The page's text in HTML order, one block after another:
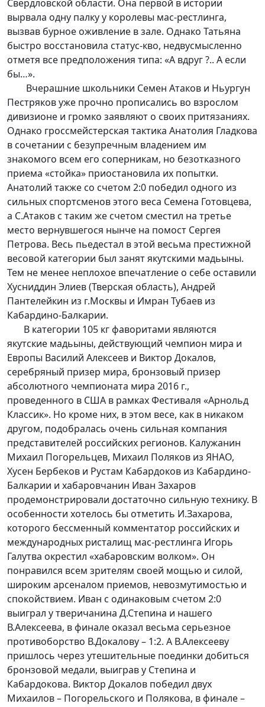
Свердловской области. Она первой в истории
вырвала одну палку у королевы мас-рестлинга,
вызвав бурное оживление в зале. Однако Татьяна
быстро восстановила статус-кво, недвусмысленно
отметя все предположения типа: «А вдруг ?.. А если
бы…».
Вчерашние школьники Семен Атаков и Ньургун
Пестряков уже прочно прописались во взрослом
дивизионе и громко заявляют о своих притязаниях.
Однако гроссмейстерская тактика Анатолия Гладкова
в сочетании с безупречным владением им
знакомого всем его соперникам, но безотказного
приема «стойка» приостановила их попытки.
Анатолий также со счетом 2:0 победил одного из
сильных спортсменов этого веса Семена Готовцева,
а С.Атаков с таким же счетом сместил на третье
место вернувшегося нынче на помост Сергея
Петрова. Весь пьедестал в этой весьма престижной
весовой категории был занят якутскими мадьыны.
Тем не менее неплохое впечатление о себе оставили
Хусниддин Элиев (Тверская область), Андрей
Пантелейкин из г.Москвы и Имран Тубаев из
Кабардино-Балкарии.
В категории 105 кг фаворитами являются
якутские мадьыны, действующий чемпион мира и
Европы Василий Алексеев и Виктор Докалов,
серебряный призер мира, бронзовый призер
абсолютного чемпионата мира 2016 г.,
проведенного в США в рамках Фестиваля «Арнольд
Классик». Но кроме них, в этом весе, как в никаком
другом, подобралась очень сильная компания
представителей российских регионов. Калужанин
Михаил Погорельцев, Михаил Поляков из ЯНАО,
Хусен Бербеков и Рустам Кабардоков из Кабардино-
Балкарии и хабаровчанин Иван Захаров
продемонстрировали достаточно сильную технику. В
особенности хотелось бы отметить И.Захарова,
которого бессменный комментатор российских и
международных ристалищ мас-рестлинга Игорь
Галутва окрестил «хабаровским волком». Он
понравился всем зрителям своей мощью и силой,
широким арсеналом приемов, невозмутимостью и
спокойствием. Иван с одинаковым счетом 2:0
выиграл у тверичанина Д.Степина и нашего
В.Алексеева, в финале оказал весьма серьезное
противоборство В.Докалову – 1:2. А В.Алексееву
пришлось через утешительные поединки добиться
бронзовой медали, выиграв у Степина и
Кабардокова. Виктор Докалов победил двух
Михаилов – Погорельского и Полякова, в финале –